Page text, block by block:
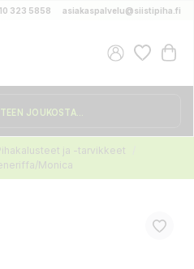
323 5858 asiakaspalvelu@siistipiha.fi
ja -tarvikkeet
Monica